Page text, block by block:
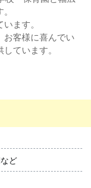
ます。
お客様に喜んでい
ています。
ど